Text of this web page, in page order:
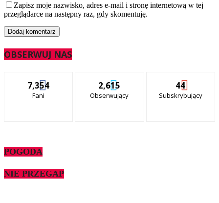
Zapisz moje nazwisko, adres e-mail i stronę internetową w tej
przeglądarce na następny raz, gdy skomentuję.
OBSERWUJ NAS
7,354
Fani
2,615
Obserwujący
44
Subskrybujący
POGODA
NIE PRZEGAP